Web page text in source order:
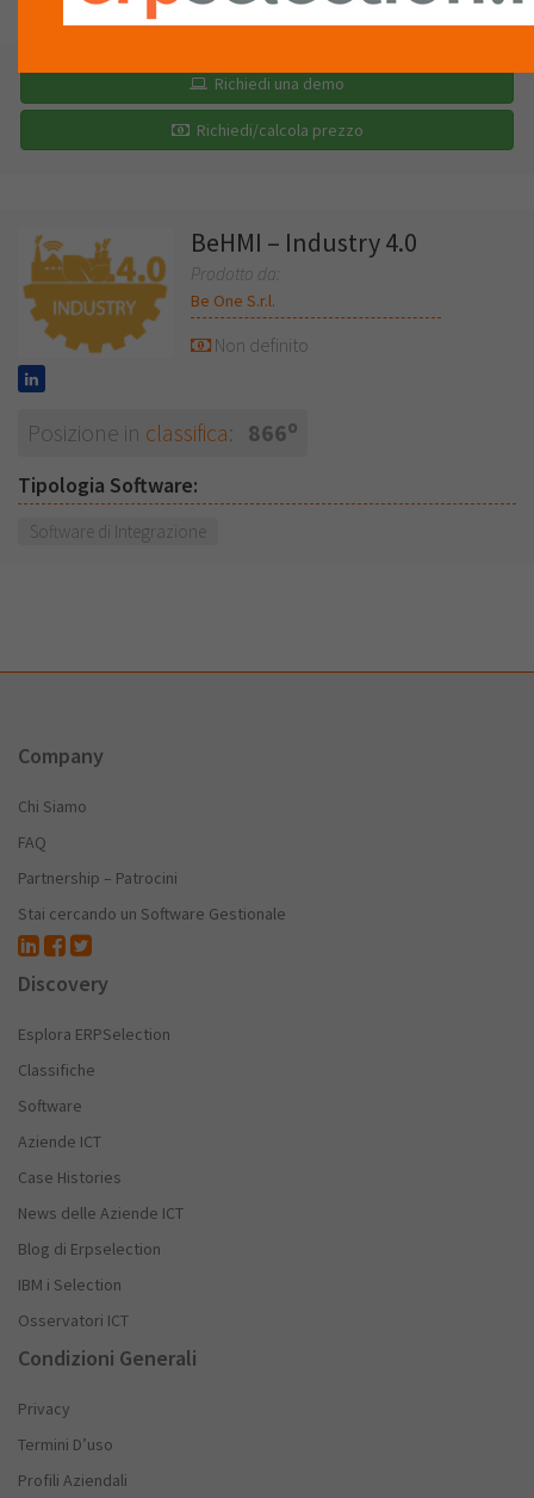
LISTARECENSIONI (0)
Richiedi una demo
Richiedi/calcola prezzo
BeHMI – Industry 4.0
Prodotto da:
Be One S.r.l.
Non definito
Posizione in classifica: 866o
Tipologia Software:
Software di Integrazione
Company
Chi Siamo
FAQ
Partnership – Patrocini
Stai cercando un Software Gestionale
Discovery
Esplora ERPSelection
Classifiche
Software
Aziende ICT
Case Histories
News delle Aziende ICT
Blog di Erpselection
IBM i Selection
Osservatori ICT
Condizioni Generali
Privacy
Termini D’uso
Profili Aziendali